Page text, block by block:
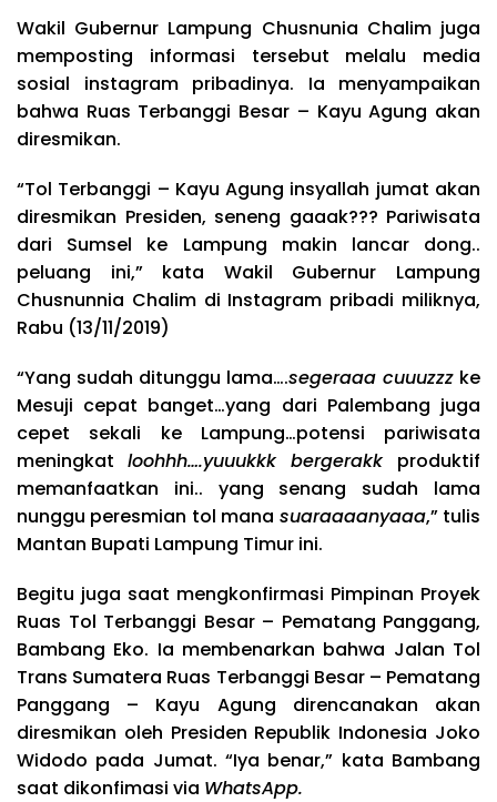
Wakil Gubernur Lampung Chusnunia Chalim juga
memposting informasi tersebut melalu media
sosial instagram pribadinya. Ia menyampaikan
bahwa Ruas Terbanggi Besar – Kayu Agung akan
diresmikan.
“Tol Terbanggi – Kayu Agung insyallah jumat akan
diresmikan Presiden, seneng gaaak??? Pariwisata
dari Sumsel ke Lampung makin lancar dong..
peluang ini,” kata Wakil Gubernur Lampung
Chusnunnia Chalim di Instagram pribadi miliknya,
Rabu (13/11/2019)
“Yang sudah ditunggu lama….segeraaa cuuuzzz ke
Mesuji cepat banget…yang dari Palembang juga
cepet sekali ke Lampung…potensi pariwisata
meningkat loohhh….yuuukkk bergerakk produktif
memanfaatkan ini.. yang senang sudah lama
nunggu peresmian tol mana suaraaaanyaaa,” tulis
Mantan Bupati Lampung Timur ini.
Begitu juga saat mengkonfirmasi Pimpinan Proyek
Ruas Tol Terbanggi Besar – Pematang Panggang,
Bambang Eko. Ia membenarkan bahwa Jalan Tol
Trans Sumatera Ruas Terbanggi Besar – Pematang
Panggang – Kayu Agung direncanakan akan
diresmikan oleh Presiden Republik Indonesia Joko
Widodo pada Jumat. “Iya benar,” kata Bambang
saat dikonfimasi via WhatsApp.